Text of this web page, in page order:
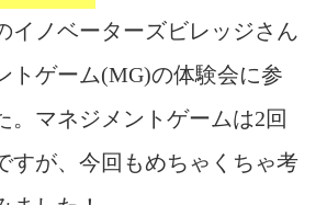
イノベーターズビレッジさん
トゲーム(MG)の体験会に参
。マネジメントゲームは2回
すが、今回もめちゃくちゃ考